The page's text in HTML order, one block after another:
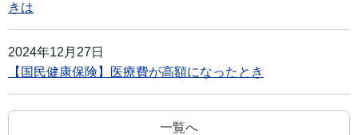
きは
2024年12月27日
【国民健康保険】医療費が高額になったとき
一覧へ